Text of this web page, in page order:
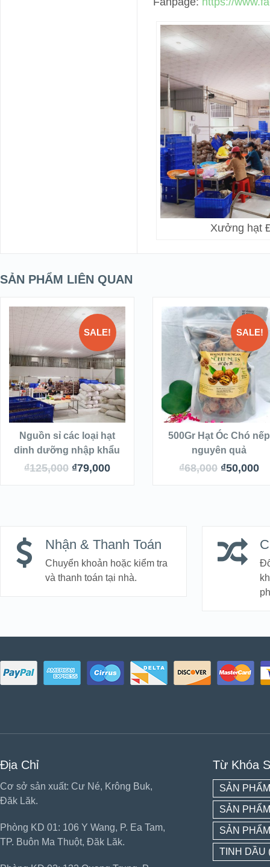
Xưởng hạt
SẢN PHẨM LIÊN QUAN
SALE!
QUICK LOOK
VIEW DETAILS
THÊM VÀO GIỎ
HÀNG
Nguồn sỉ các loại hạt
dinh dưỡng nhập khẩu
₫125,000 ₫79,000
SALE!
QUICK LOOK
VIEW DETAILS
THÊM VÀO GIỎ
HÀNG
500Gr Hạt Óc Chó nếp
nguyên quả
₫68,000 ₫50,000
Nhận & Thanh Toán
Chuyển khoản hoặc kiểm tra
và thanh toán tại nhà.
Địa Chỉ
Cơ sở sản xuất: Cư Né, Krông Buk,
Đăk Lăk.
Phòng KD 01: 106 Y Wang, P. Ea Tam,
TP. Buôn Ma Thuột, Đăk Lăk.
Từ Khóa
SẢN
SẢN
SẢN
TINH DẦU